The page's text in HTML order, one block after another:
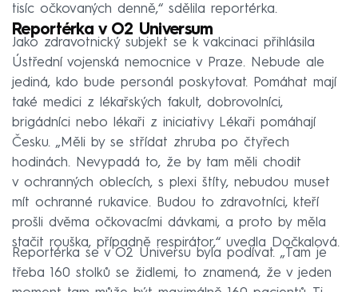
tisíc očkovaných denně,“ sdělila reportérka.
Reportérka v O2 Universum
Jako zdravotnický subjekt se k vakcinaci přihlásila
Ústřední vojenská nemocnice v Praze. Nebude ale
jediná, kdo bude personál poskytovat. Pomáhat mají
také medici z lékařských fakult, dobrovolníci,
brigádníci nebo lékaři z iniciativy Lékaři pomáhají
Česku. „Měli by se střídat zhruba po čtyřech
hodinách. Nevypadá to, že by tam měli chodit
v ochranných oblecích, s plexi štíty, nebudou muset
mít ochranné rukavice. Budou to zdravotníci, kteří
prošli dvěma očkovacími dávkami, a proto by měla
stačit rouška, případně respirátor,“ uvedla Dočkalová.
Reportérka se v O2 Universu byla podívat. „Tam je
třeba 160 stolků se židlemi, to znamená, že v jeden